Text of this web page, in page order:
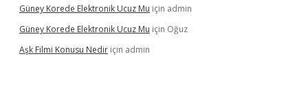
Güney Korede Elektronik Ucuz Mu için admin
Güney Korede Elektronik Ucuz Mu için Oğuz
Aşk Filmi Konusu Nedir için admin